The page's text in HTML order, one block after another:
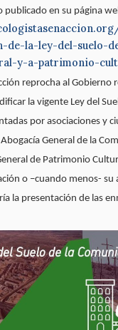
publicado en su página
de-la-ley-del-suelo-
y-a-patrimonio-
reprocha al Gobierno
la vigente Ley del
por asociaciones y
General de la
de Patrimonio
o –cuando menos- su
la presentación de las